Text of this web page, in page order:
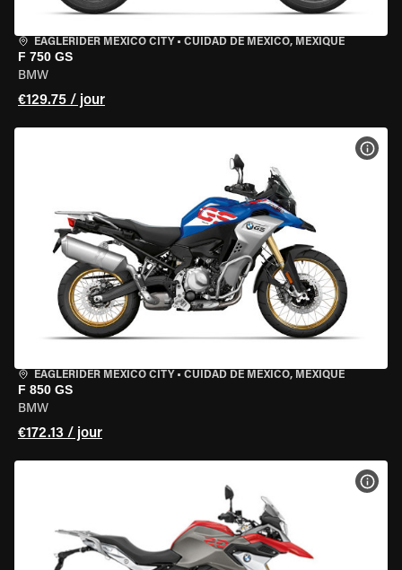
EAGLERIDER MEXICO CITY • CUIDAD DE MEXICO, MEXIQUE
F 750 GS
BMW
€129.75 / jour
EAGLERIDER MEXICO CITY • CUIDAD DE MEXICO, MEXIQUE
F 850 GS
BMW
€172.13 / jour